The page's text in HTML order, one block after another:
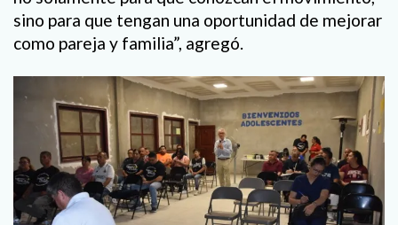
sino para que tengan una oportunidad de mejorar
como pareja y familia”, agregó.